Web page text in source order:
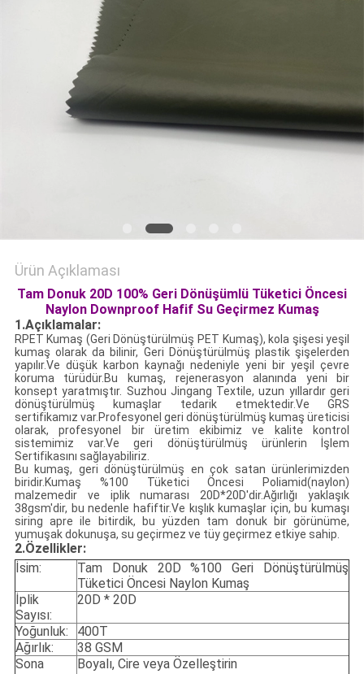
Ürün Açıklaması
Tam Donuk 20D 100% Geri Dönüşümlü Tüketici Öncesi
Naylon Downproof Hafif Su Geçirmez Kumaş
1.Açıklamalar:
RPET Kumaş (Geri Dönüştürülmüş PET Kumaş), kola şişesi yeşil
kumaş olarak da bilinir, Geri Dönüştürülmüş plastik şişelerden
yapılır.Ve düşük karbon kaynağı nedeniyle yeni bir yeşil çevre
koruma türüdür.Bu kumaş, rejenerasyon alanında yeni bir
konsept yaratmıştır. Suzhou Jingang Textile, uzun yıllardır geri
dönüştürülmüş kumaşlar tedarik etmektedir.Ve GRS
sertifikamız var.Profesyonel geri dönüştürülmüş kumaş üreticisi
olarak, profesyonel bir üretim ekibimiz ve kalite kontrol
sistemimiz var.Ve geri dönüştürülmüş ürünlerin İşlem
Sertifikasını sağlayabiliriz.
Bu kumaş, geri dönüştürülmüş en çok satan ürünlerimizden
biridir.Kumaş %100 Tüketici Öncesi Poliamid(naylon)
malzemedir ve iplik numarası 20D*20D'dir.Ağırlığı yaklaşık
38gsm'dir, bu nedenle hafiftir.Ve kışlık kumaşlar için, bu kumaşı
siring apre ile bitirdik, bu yüzden tam donuk bir görünüme,
yumuşak dokunuşa, su geçirmez ve tüy geçirmez etkiye sahip.
2.Özellikler:
İsim:
Tam Donuk 20D %100 Geri Dönüştürülmüş
Tüketici Öncesi Naylon Kumaş
İplik
Sayısı:
20D * 20D
Yoğunluk:
400T
Ağırlık:
38 GSM
Sona
Boyalı, Cire veya Özelleştirin